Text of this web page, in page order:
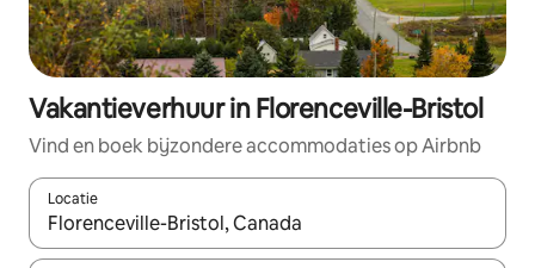
Vakantieverhuur in Florenceville-Bristol
Vind en boek bijzondere accommodaties op Airbnb
Locatie
Wanneer er suggesties beschikbaar zijn, maak je een keuze